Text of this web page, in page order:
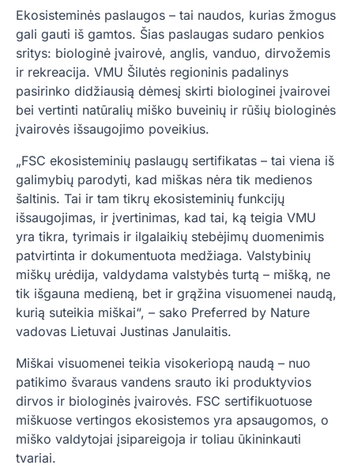
Ekosisteminės paslaugos – tai naudos, kurias žmogus
gali gauti iš gamtos. Šias paslaugas sudaro penkios
sritys: biologinė įvairovė, anglis, vanduo, dirvožemis
ir rekreacija. VMU Šilutės regioninis padalinys
pasirinko didžiausią dėmesį skirti biologinei įvairovei
bei vertinti natūralių miško buveinių ir rūšių biologinės
įvairovės išsaugojimo poveikius.
„FSC ekosisteminių paslaugų sertifikatas – tai viena iš
galimybių parodyti, kad miškas nėra tik medienos
šaltinis. Tai ir tam tikrų ekosisteminių funkcijų
išsaugojimas, ir įvertinimas, kad tai, ką teigia VMU
yra tikra, tyrimais ir ilgalaikių stebėjimų duomenimis
patvirtinta ir dokumentuota medžiaga. Valstybinių
miškų urėdija, valdydama valstybės turtą – mišką, ne
tik išgauna medieną, bet ir grąžina visuomenei naudą,
kurią suteikia miškai“, – sako Preferred by Nature
vadovas Lietuvai Justinas Janulaitis.
Miškai visuomenei teikia visokeriopą naudą – nuo
patikimo švaraus vandens srauto iki produktyvios
dirvos ir biologinės įvairovės. FSC sertifikuotuose
miškuose vertingos ekosistemos yra apsaugomos, o
miško valdytojai įsipareigoja ir toliau ūkininkauti
tvariai.